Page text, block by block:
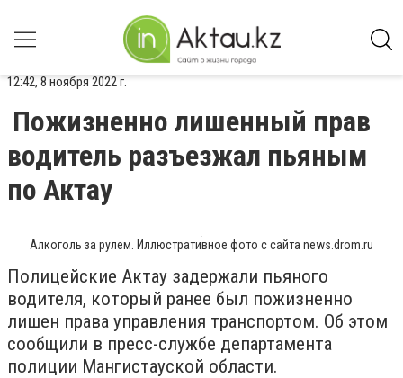
12:42, 8 ноября 2022 г.
Пожизненно лишенный прав
водитель разъезжал пьяным
по Актау
Алкоголь за рулем. Иллюстративное фото с сайта news.drom.ru
Полицейские Актау задержали пьяного
водителя, который ранее был пожизненно
лишен права управления транспортом. Об этом
сообщили в пресс-службе департамента
полиции Мангистауской области.